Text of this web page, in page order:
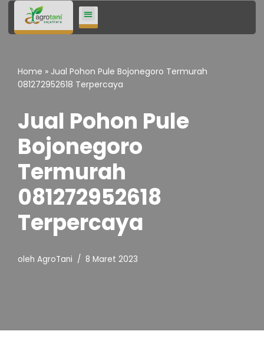
Lompat
Home » Jual Pohon Pule Bojonegoro Termurah
081272952618 Terpercaya
Jual Pohon Pule
Bojonegoro
Termurah
081272952618
Terpercaya
oleh AgroTani 8 Maret 2023